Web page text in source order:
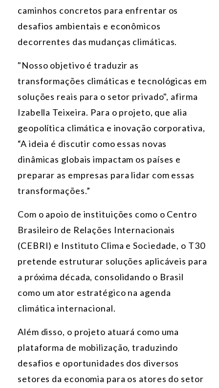
caminhos concretos para enfrentar os
desafios ambientais e econômicos
decorrentes das mudanças climáticas.
"Nosso objetivo é traduzir as
transformações climáticas e tecnológicas em
soluções reais para o setor privado", afirma
Izabella Teixeira. Para o projeto, que alia
geopolítica climática e inovação corporativa,
“A ideia é discutir como essas novas
dinâmicas globais impactam os países e
preparar as empresas para lidar com essas
transformações.”
Com o apoio de instituições como o Centro
Brasileiro de Relações Internacionais
(CEBRI) e Instituto Clima e Sociedade, o T30
pretende estruturar soluções aplicáveis para
a próxima década, consolidando o Brasil
como um ator estratégico na agenda
climática internacional.
Além disso, o projeto atuará como uma
plataforma de mobilização, traduzindo
desafios e oportunidades dos diversos
setores da economia para os atores do setor